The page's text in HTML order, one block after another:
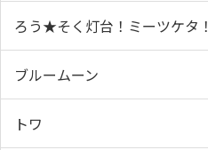
ろう★そく灯台！ミーツケタ！
ブルームーン
トワ